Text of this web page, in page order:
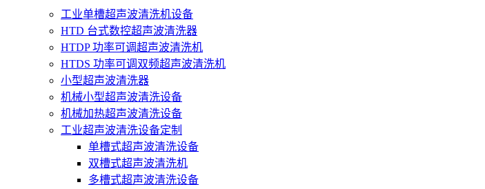
工业单槽超声波清洗机设备
HTD 台式数控超声波清洗器
HTDP 功率可调超声波清洗机
HTDS 功率可调双频超声波清洗机
小型超声波清洗器
机械小型超声波清洗设备
机械加热超声波清洗设备
工业超声波清洗设备定制
单槽式超声波清洗设备
双槽式超声波清洗机
多槽式超声波清洗设备